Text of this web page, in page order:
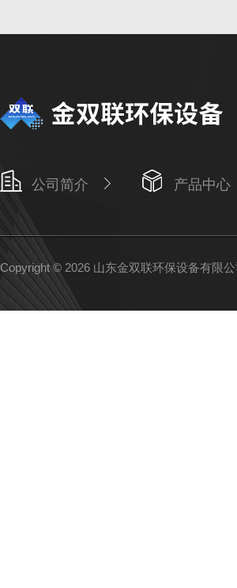
公司简介 产品中心
Copyright © 2026 山东金双联环保设备有限